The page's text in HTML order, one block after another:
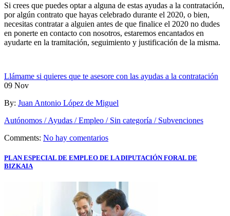
Si crees que puedes optar a alguna de estas ayudas a la contratación,
por algún contrato que hayas celebrado durante el 2020, o bien,
necesitas contratar a alguien antes de que finalice el 2020 no dudes
en ponerte en contacto con nosotros, estaremos encantados en
ayudarte en la tramitación, seguimiento y justificación de la misma.
Llámame si quieres que te asesore con las ayudas a la contratación
09 Nov
By: Juan Antonio López de Miguel
Autónomos / Ayudas / Empleo / Sin categoría / Subvenciones
Comments: No hay comentarios
PLAN ESPECIAL DE EMPLEO DE LA DIPUTACIÓN FORAL DE
BIZKAIA